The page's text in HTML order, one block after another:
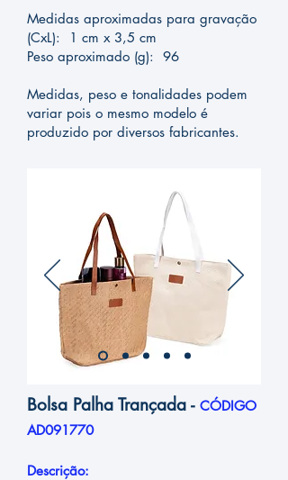
Medidas aproximadas para gravação
(CxL): 1 cm x 3,5 cm
Peso aproximado (g): 96
Medidas, peso e tonalidades podem
variar pois o mesmo modelo é
produzido por diversos fabricantes.
Bolsa Palha Trançada - CÓDIGO
AD091770
Descrição: